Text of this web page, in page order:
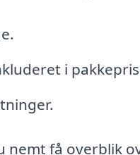
i
nemt få overblik